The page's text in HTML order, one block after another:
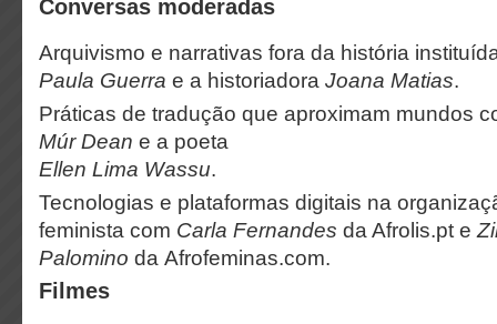
Conversas moderadas
Arquivismo e narrativas fora da história
Paula Guerra e a historiadora Joana Matias.
Práticas de tradução que aproximam mundos
Múr Dean e a poeta
Ellen Lima Wassu.
Tecnologias e plataformas digitais na
feminista com Carla Fernandes da Afrolis.pt e
Palomino da Afrofeminas.com.
Filmes